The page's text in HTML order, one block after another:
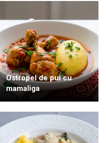
Ostropel de pui cu
mamaliga